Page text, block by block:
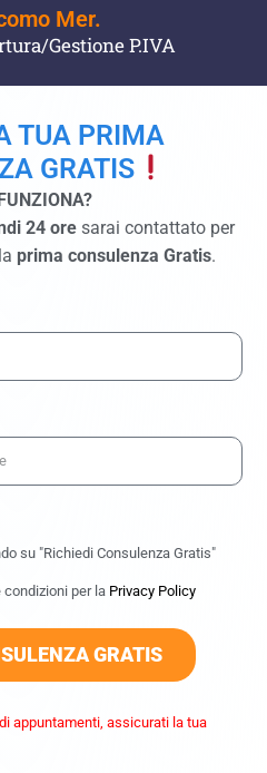
Mer.
Gestione P.IVA
TUA PRIMA
GRATIS
24 ore sarai contattato per
prima consulenza Gratis.
su "Richiedi Consulenza Gratis"
per la Privacy Policy
GRATIS
appuntamenti, assicurati la tua